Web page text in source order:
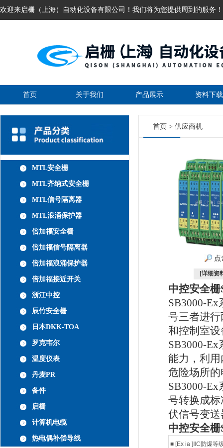
欢迎来启栅（上海）自动化设备有限公司！我们将为您提供周到的服务！
首页 关于我们 产品展示 资料下载
MTL安全栅
MTL齐纳式安全栅
MTL信号隔离器
MTL浪涌保护器
倍加福安全栅
倍加福信号隔离器
倍加福浪涌保护器
倍加福接近开关
浙江中控
辰竹安全栅
日本DKK-TOA
罗克韦尔
温度仪表
丹麦PR
备件
启栅
计算机电缆
热电偶补偿导线
首页 > 供应商机
点
[详细资
中控安全
SB3000-
号三者进
和控制室
SB3000-
能力，利
危险场所
SB3000-
号转换成
伏信号变
中控安全
■ [Ex ia ] C防爆等